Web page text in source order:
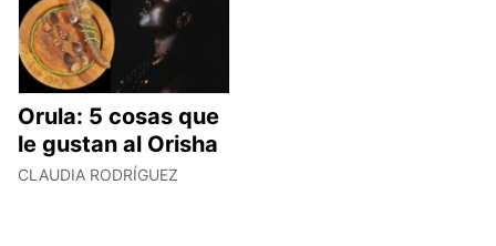
Orula: 5 cosas que
le gustan al Orisha
CLAUDIA RODRÍGUEZ